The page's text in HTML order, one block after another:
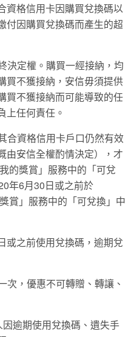
資格信用卡因購買兌換碼以
付因購買兌換碼而產生的超
決定權。購買一經接納，均
買不獲接納，安信毋須提供
買不獲接納而可能導致的任
上任何責任。
合資格信用卡戶口仍然有效
由安信全權酌情決定），才
的獎賞」服務中的「可兌
年6月30日或之前於
賞」服務中的「可兌換」中
或之前使用兌換碼，逾期兌
次，優惠不可轉贈、轉讓、
逾期使用兌換碼、遺失手